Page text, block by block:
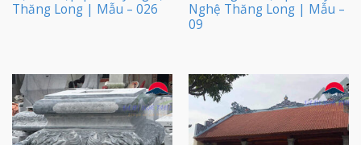
Thăng Long | Mẫu – 026
Nghệ Thăng Long | Mẫu –
09